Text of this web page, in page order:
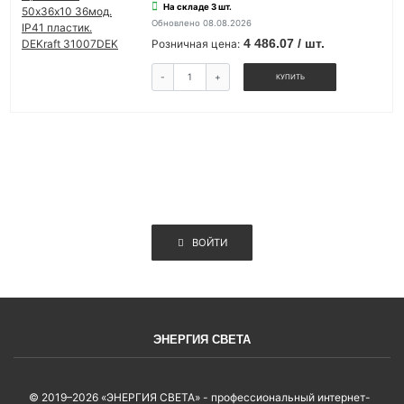
На складе 3 шт.
Обновлено 08.08.2026
Розничная цена: 4 486.07 / шт.
- + КУПИТЬ
ВОЙТИ
ЭНЕРГИЯ СВЕТА
© 2019–2026 «ЭНЕРГИЯ СВЕТА» - профессиональный интернет-